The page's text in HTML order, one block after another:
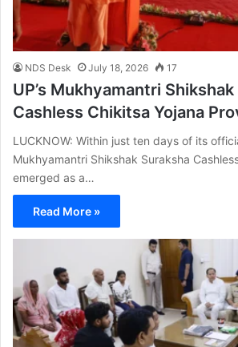
NDS Desk July 18, 2026 17
UP’s Mukhyamantri
Cashless Chikitsa Yojana
LUCKNOW: Within just ten days of its
Mukhyamantri Shikshak Suraksha
emerged as a…
Read More »